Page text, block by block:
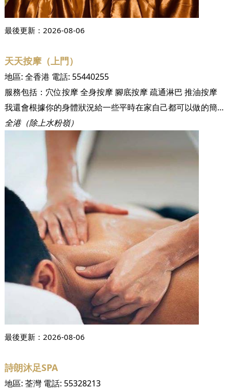
最後更新： 2026-08-06
天天按摩（上門）
地區: 全香港 電話: 55440255
服務包括： 穴位按摩全身按摩 腳底按摩疏通淋巴 推油按摩
我還會根據你的身體狀況給一些平時在家自己都可以做的簡單拉筋動作，你給我一次機會，我還你一身輕鬆，你也可以幫家人預約，也可以幫客戶預約，本人會粵語.普通話.一點點英語. 按摩收費$600/90分鐘.（如需拔氣罐或刮痧請註明）車費另計
全港（除上水粉嶺）
最後更新： 2026-08-06
詩朗沐足SPA
地區: 荃灣電話: 55328213